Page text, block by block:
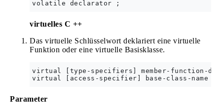
virtuelles C ++
Das virtuelle Schlüsselwort deklariert eine virtuelle
Funktion oder eine virtuelle Basisklasse.
virtual [type-specifiers] member-function-
Parameter